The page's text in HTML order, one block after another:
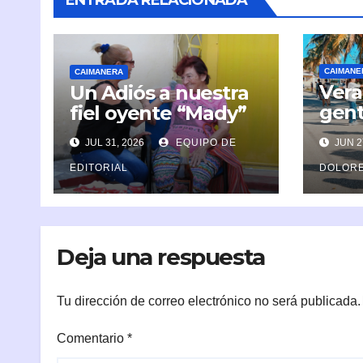
CAIMANERA
Un Adiós a nuestra
fiel oyente “Mady”
JUL 31, 2026 EQUIPO DE
EDITORIAL
JUN
Deja una respuesta
Tu dirección de correo electrónico no será publicada.
Comentario *